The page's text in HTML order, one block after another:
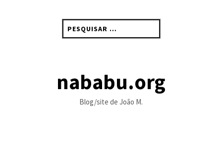
por:
nababu.org
Blog/site de João M.